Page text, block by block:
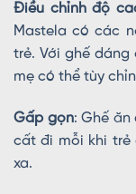
Điều chỉnh độ
Mastela có các
trẻ. Với ghế
mẹ có thể tùy
Gấp gọn: Ghế
cất đi mỗi khi trẻ
xa.